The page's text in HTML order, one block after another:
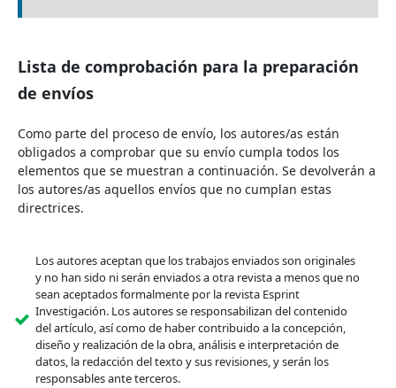
Lista de comprobación para la preparación
de envíos
Como parte del proceso de envío, los autores/as están
obligados a comprobar que su envío cumpla todos los
elementos que se muestran a continuación. Se devolverán a
los autores/as aquellos envíos que no cumplan estas
directrices.
Los autores aceptan que los trabajos enviados son originales
y no han sido ni serán enviados a otra revista a menos que no
sean aceptados formalmente por la revista Esprint
Investigación. Los autores se responsabilizan del contenido
del artículo, así como de haber contribuido a la concepción,
diseño y realización de la obra, análisis e interpretación de
datos, la redacción del texto y sus revisiones, y serán los
responsables ante terceros.